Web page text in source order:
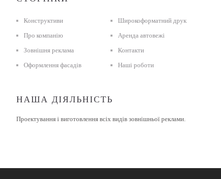
Конструктиви
Про компанію
Зовнішня реклама
Оформлення фасадів
Широкоформатний друк
Аренда автовежі
Контакти
Наші роботи
НАША ДІЯЛЬНІСТЬ
Проектування і виготовлення всіх видів зовнішньої реклами.